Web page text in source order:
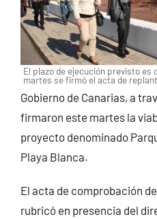
El plazo de ejecución previsto es
martes se firmó el acta de
Gobierno de Canarias, a
firmaron este martes la
proyecto denominado
Playa Blanca.
El acta de comprobación
rubricó en presencia del